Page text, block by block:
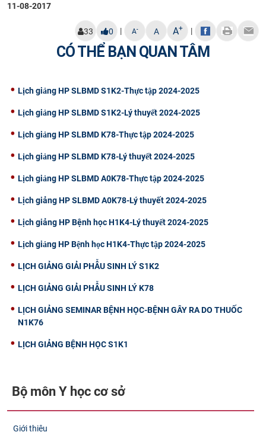
11-08-2017
33 0 | A- A A+ |
CÓ THỂ BẠN QUAN TÂM
Lịch giảng HP SLBMD S1K2-Thực tập 2024-2025
Lịch giảng HP SLBMD S1K2-Lý thuyết 2024-2025
Lịch giảng HP SLBMD K78-Thực tập 2024-2025
Lịch giảng HP SLBMD K78-Lý thuyết 2024-2025
Lịch giảng HP SLBMD A0K78-Thực tập 2024-2025
Lịch giảng HP SLBMD A0K78-Lý thuyết 2024-2025
Lịch giảng HP Bệnh học H1K4-Lý thuyết 2024-2025
Lịch giảng HP Bệnh học H1K4-Thực tập 2024-2025
LỊCH GIẢNG GIẢI PHẪU SINH LÝ S1K2
LỊCH GIẢNG GIẢI PHẪU SINH LÝ K78
LỊCH GIẢNG SEMINAR BỆNH HỌC-BỆNH GÂY RA DO THUỐC
N1K76
LỊCH GIẢNG BỆNH HỌC S1K1
Bộ môn Y học cơ sở​
Giới thiệu